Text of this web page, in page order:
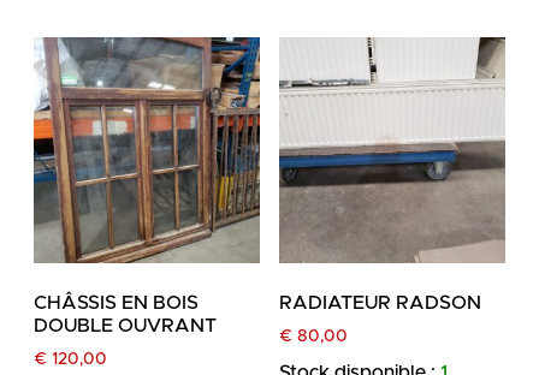
CHÂSSIS EN BOIS
DOUBLE OUVRANT
€ 120,00
RADIATEUR RADSON
€ 80,00